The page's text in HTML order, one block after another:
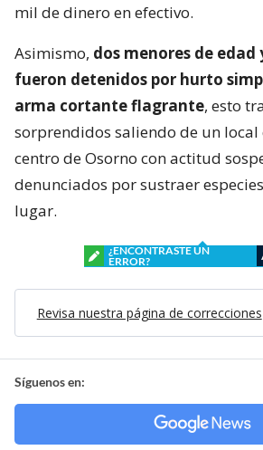
mil de dinero en efectivo.
Asimismo, dos menores de
fueron detenidos por hurto
arma cortante flagrante, esto
sorprendidos saliendo de un local
centro de Osorno con actitud
denunciados por sustraer
lugar.
¿ENCONTRASTE UN
ERROR?
Revisa nuestra página de correcciones
Síguenos en: